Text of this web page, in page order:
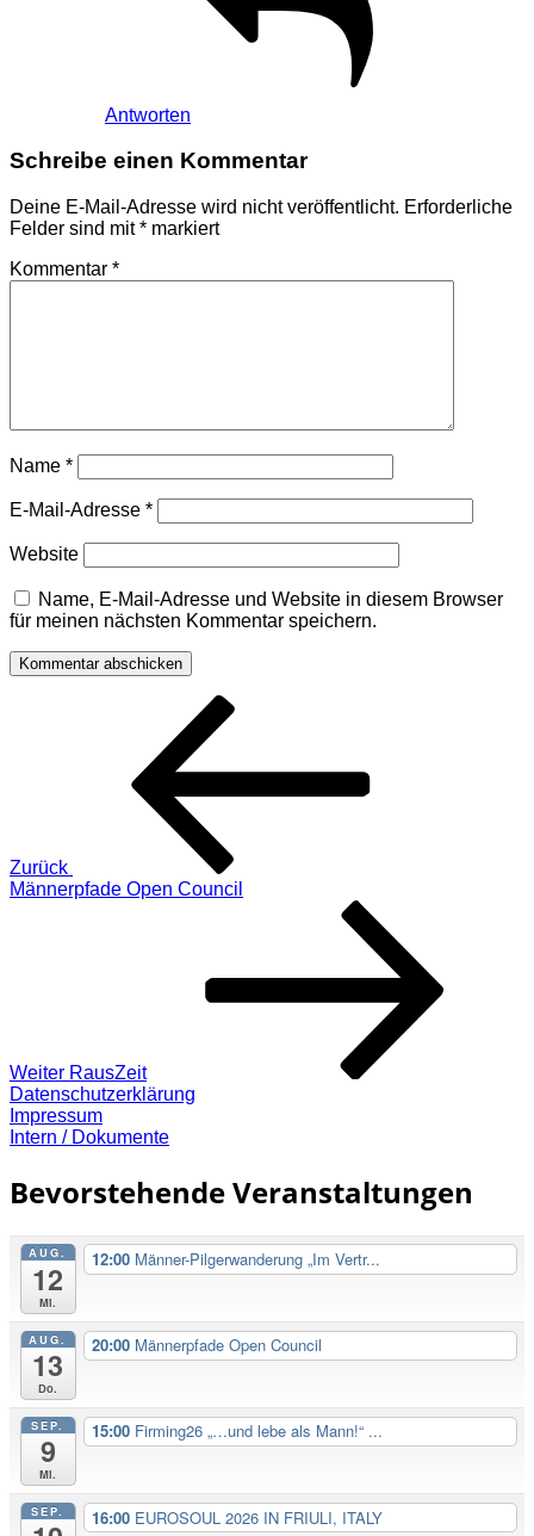
Antworten
Schreibe einen Kommentar
Deine E-Mail-Adresse wird nicht veröffentlicht. Erforderliche
Felder sind mit* markiert
Kommentar *
Name *
E-Mail-Adresse *
Website
Name, E-Mail-Adresse und Website in diesem Browser
für meinen nächsten Kommentar speichern.
Beitragsnavigation
Zurück
Männerpfade Open Council
Weiter RausZeit
Datenschutzerklärung
Impressum
Intern / Dokumente
Bevorstehende Veranstaltungen
AUG.
12
Mi.
12:00 Männer-Pilgerwanderung „Im Vertr...
AUG.
13
Do.
20:00 Männerpfade Open Council
SEP.
9
Mi.
15:00 Firming26 „…und lebe als Mann!“ ...
SEP. 16:00 EUROSOUL 2026 IN FRIULI, ITALY